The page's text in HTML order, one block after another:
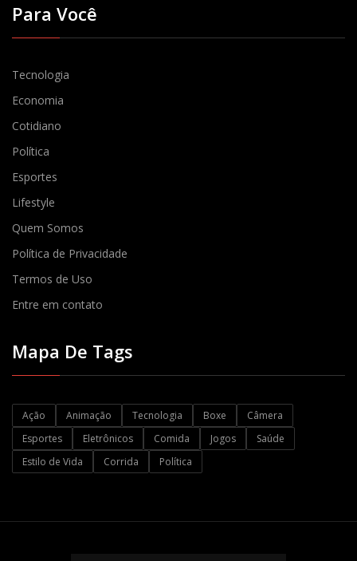
Para Você
Tecnologia
Economia
Cotidiano
Política
Esportes
Lifestyle
Quem Somos
Política de Privacidade
Termos de Uso
Entre em contato
Mapa De Tags
Ação Animação Tecnologia Boxe
Câmera
Esportes
Eletrônicos Comida Jogos
Saúde
Estilo de Vida
Corrida Política